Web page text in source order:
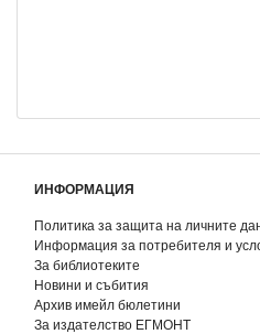
ИНФОРМАЦИЯ
Политика за защита на личните
Информация за потребителя и
За библиотеките
Новини и събития
Архив имейл бюлетини
За издателство ЕГМОНТ